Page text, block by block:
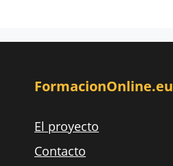
FormacionOnline.eu
El proyecto
Contacto